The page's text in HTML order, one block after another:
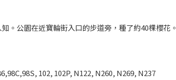
。公園在近寶輪街入口的步道旁，種了約40棵櫻花。
102, 102P, N122, N260, N269, N237